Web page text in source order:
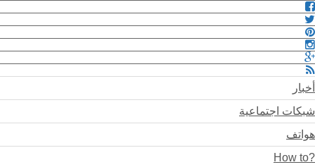
أخبار
شبكات اجتماعية
هواتف
?How to